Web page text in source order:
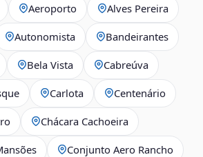
Aeroporto Alves Pereira
Autonomista Bandeirantes
Bela Vista Cabreúva
Carlota Centenário
Chácara Cachoeira
Conjunto Aero Rancho